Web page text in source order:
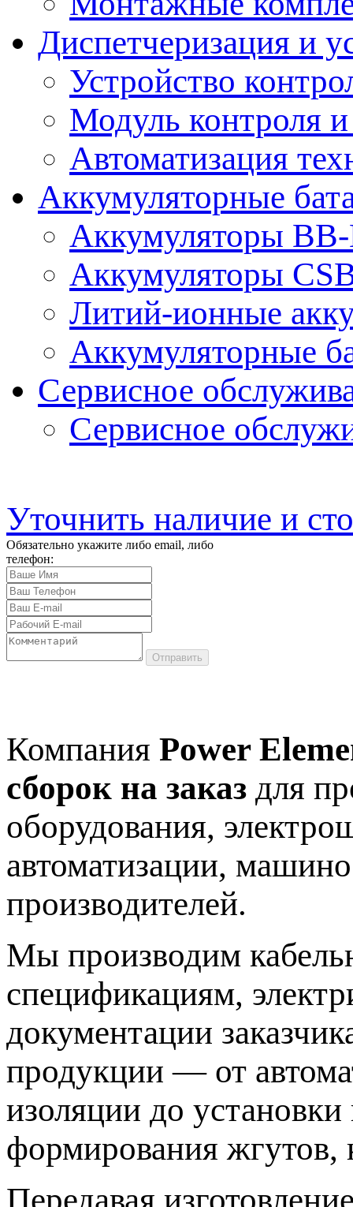
Диспетчеризация и
Устройство
Модуль контроля
Автоматизация
Аккумуляторные
Аккумуляторы
Аккумуляторы
Литий-ионные
Аккумуляторные
Сервисное
Сервисное
Уточнить наличие и
Обязательно укажите либо email, либо
телефон:
Отправить
Компания Power
сборок на заказ для
оборудования,
автоматизации,
производителей.
Мы производим
спецификациям,
документации
продукции — от
изоляции до
формирования жгутов,
Передавая